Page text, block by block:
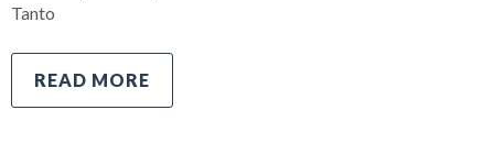
Tanto
READ MORE